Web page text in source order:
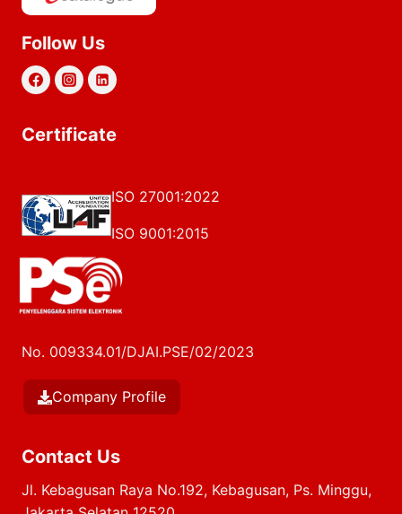
Follow Us
Certificate
ISO 27001:2022
ISO 9001:2015
No. 009334.01/DJAI.PSE/02/2023
Company Profile
Contact Us
Jl. Kebagusan Raya No.192, Kebagusan, Ps. Minggu,